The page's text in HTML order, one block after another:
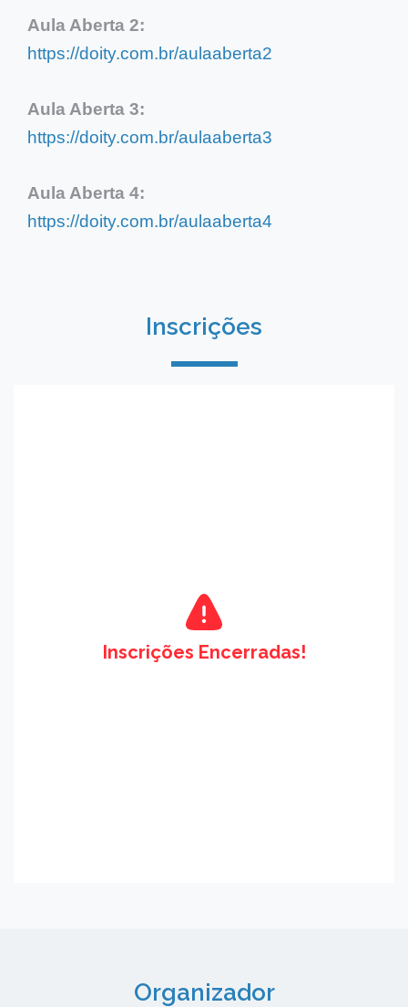
Aula Aberta 2:
https://doity.com.br/aulaaberta2
Aula Aberta 3:
https://doity.com.br/aulaaberta3
Aula Aberta 4:
https://doity.com.br/aulaaberta4
Inscrições
Inscrições Encerradas!
Organizador